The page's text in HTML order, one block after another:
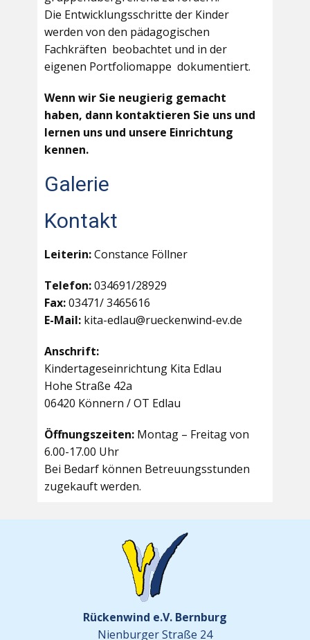
Die Entwicklungsschritte der Kinder
werden von den pädagogischen
Fachkräften beobachtet und in der
eigenen Portfoliomappe dokumentiert.
Wenn wir Sie neugierig gemacht
haben, dann kontaktieren Sie uns und
lernen uns und unsere Einrichtung
kennen.
Galerie
Kontakt
Leiterin:Constance Föllner
Telefon:034691/28929
Fax:03471/ 3465616
E-Mail: kita-edlau@rueckenwind-ev.de
Anschrift:
Kindertageseinrichtung Kita Edlau
Hohe Straße 42a
06420 Könnern / OT Edlau
Öffnungszeiten: Montag – Freitag von
6.00-17.00 Uhr
Bei Bedarf können Betreuungsstunden
zugekauft werden.
Rückenwind e.V. Bernburg
Nienburger Straße 24